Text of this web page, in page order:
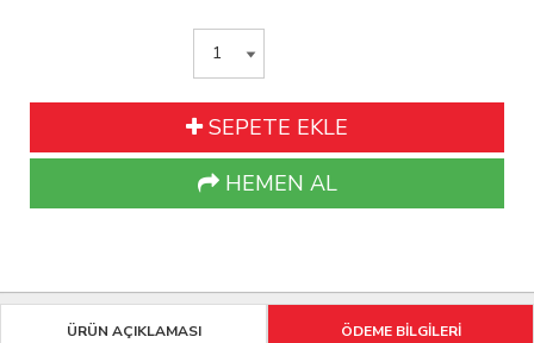
SEPETE EKLE
HEMEN AL
ÜRÜN AÇIKLAMASI ÖDEME BİLGİLERİ